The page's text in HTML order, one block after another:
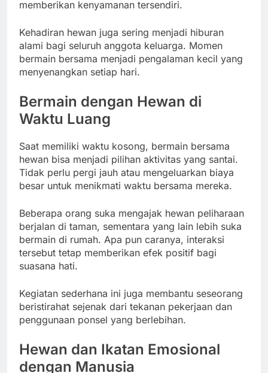
memberikan kenyamanan tersendiri.
Kehadiran hewan juga sering menjadi hiburan
alami bagi seluruh anggota keluarga. Momen
bermain bersama menjadi pengalaman kecil yang
menyenangkan setiap hari.
Bermain dengan Hewan di
Waktu Luang
Saat memiliki waktu kosong, bermain bersama
hewan bisa menjadi pilihan aktivitas yang santai.
Tidak perlu pergi jauh atau mengeluarkan biaya
besar untuk menikmati waktu bersama mereka.
Beberapa orang suka mengajak hewan peliharaan
berjalan di taman, sementara yang lain lebih suka
bermain di rumah. Apa pun caranya, interaksi
tersebut tetap memberikan efek positif bagi
suasana hati.
Kegiatan sederhana ini juga membantu seseorang
beristirahat sejenak dari tekanan pekerjaan dan
penggunaan ponsel yang berlebihan.
Hewan dan Ikatan Emosional
dengan Manusia